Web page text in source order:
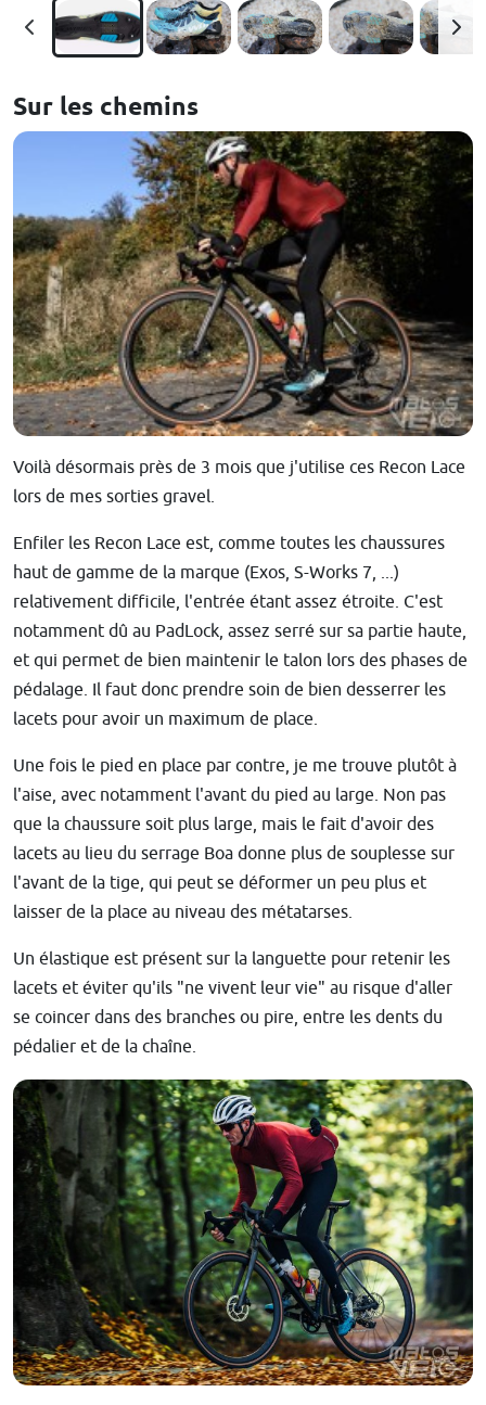
Sur les chemins
Voilà désormais près de 3 mois que j'utilise ces Recon Lace
lors de mes sorties gravel.
Enfiler les Recon Lace est, comme toutes les chaussures
haut de gamme de la marque (Exos, S-Works 7, ...)
relativement difficile, l'entrée étant assez étroite. C'est
notamment dû au PadLock, assez serré sur sa partie haute,
et qui permet de bien maintenir le talon lors des phases de
pédalage. Il faut donc prendre soin de bien desserrer les
lacets pour avoir un maximum de place.
Une fois le pied en place par contre, je me trouve plutôt à
l'aise, avec notamment l'avant du pied au large. Non pas
que la chaussure soit plus large, mais le fait d'avoir des
lacets au lieu du serrage Boa donne plus de souplesse sur
l'avant de la tige, qui peut se déformer un peu plus et
laisser de la place au niveau des métatarses.
Un élastique est présent sur la languette pour retenir les
lacets et éviter qu'ils "ne vivent leur vie" au risque d'aller
se coincer dans des branches ou pire, entre les dents du
pédalier et de la chaîne.